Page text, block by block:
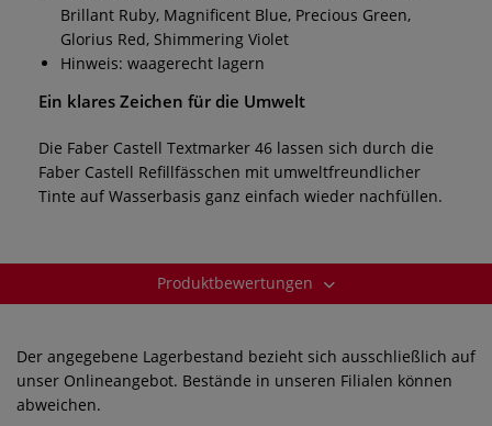
Brillant Ruby, Magnificent Blue, Precious Green,
Glorius Red, Shimmering Violet
Hinweis: waagerecht lagern
Ein klares Zeichen für die Umwelt
Die Faber Castell Textmarker 46 lassen sich durch die
Faber Castell Refillfässchen mit umweltfreundlicher
Tinte auf Wasserbasis ganz einfach wieder nachfüllen.
Produktbewertungen
Der angegebene Lagerbestand bezieht sich ausschließlich auf
unser Onlineangebot. Bestände in unseren Filialen können
abweichen.